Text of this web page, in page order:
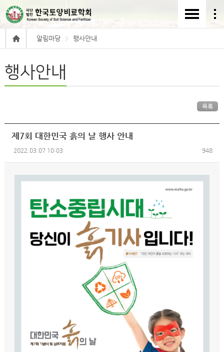
알림마당 행사안내
행사안내
목록
제7회 대한민국 흙의 날 행사 안내
2022.03.07 10:03 948